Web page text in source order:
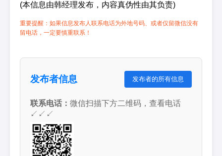
(本信息由韩经理发布，内容真伪性由其负责)
重要提醒：如果信息发布人联系电话为外地号码、或者仅留微信没有
留电话，一定要慎重联系！
发布者信息 发布者的所有信息
联系电话： 微信扫描下方二维码，查看电话
↙↙↙